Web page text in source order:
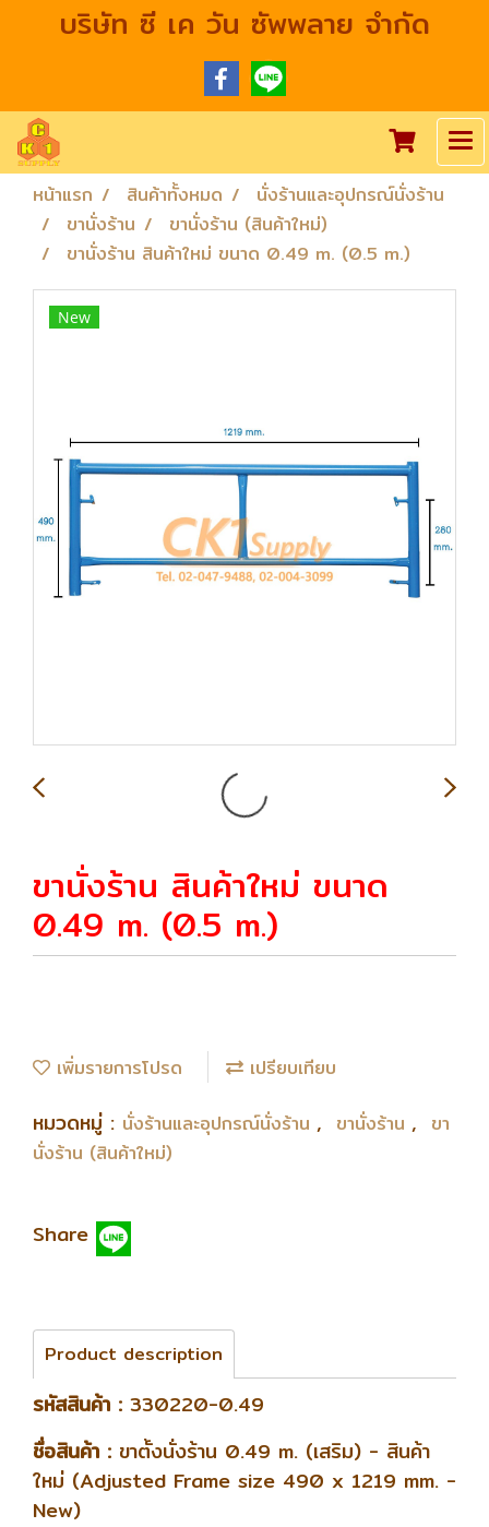
บริษัท ซี เค วัน ซัพพลาย จำกัด
หน้าแรก สินค้าทั้งหมด
นั่งร้านและอุปกรณ์นั่งร้าน
ขานั่งร้าน
ขานั่งร้าน (สินค้าใหม่)
ขานั่งร้าน สินค้าใหม่ ขนาด 0.49 m. (0.5 m.)
New
ขานั่งร้าน สินค้าใหม่ ขนาด
0.49 m. (0.5 m.)
เพิ่มรายการโปรด เปรียบเทียบ
หมวดหมู่ : นั่งร้านและอุปกรณ์นั่งร้าน , ขานั่งร้าน , ขา
นั่งร้าน (สินค้าใหม่)
Share
Product description
รหัสสินค้า : 330220-0.49
ชื่อสินค้า : ขาตั้งนั่งร้าน 0.49 m. (เสริม) - สินค้า
ใหม่ (Adjusted Frame size 490 x 1219 mm. -
New)